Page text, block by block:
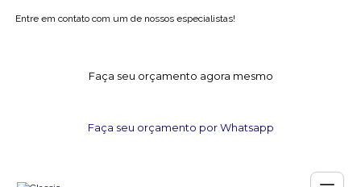
Entre em contato com um de nossos especialistas!
Faça seu orçamento agora mesmo
Faça seu orçamento por Whatsapp